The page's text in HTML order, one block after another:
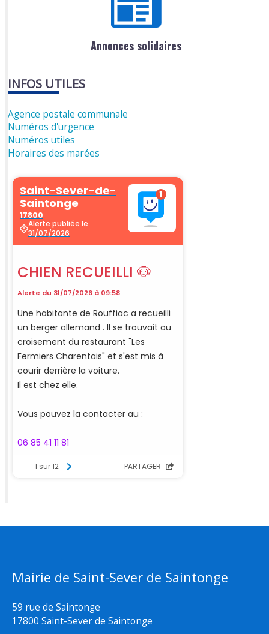
Annonces solidaires
INFOS UTILES
Agence postale communale
Numéros d'urgence
Numéros utiles
Horaires des marées
Mairie de Saint-Sever de Saintonge
59 rue de Saintonge
17800 Saint-Sever de Saintonge